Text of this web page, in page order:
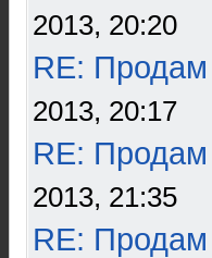
2013, 20:20
RE: Продам
2013, 20:17
RE: Продам
2013, 21:35
RE: Продам